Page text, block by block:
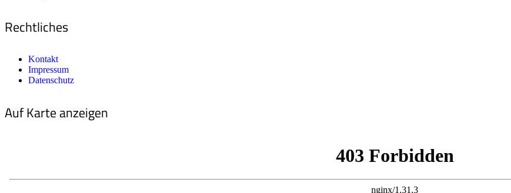
Rechtliches
Kontakt
Impressum
Datenschutz
Auf Karte anzeigen